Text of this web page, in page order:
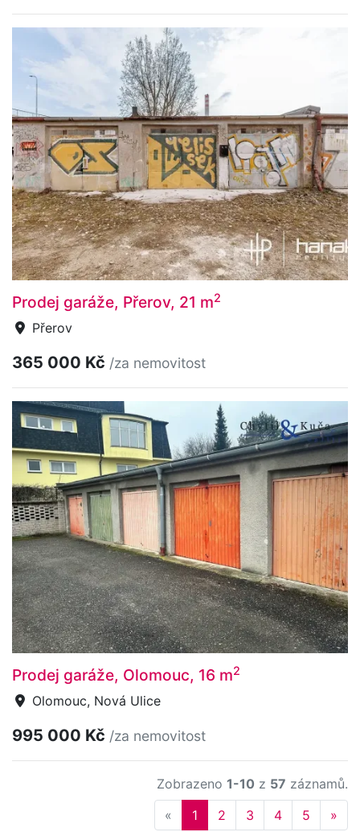
Prodej garáže, Přerov, 21 m2
Přerov
365 000 Kč /za nemovitost
Prodej garáže, Olomouc, 16 m2
Olomouc, Nová Ulice
995 000 Kč /za nemovitost
Zobrazeno 1-10 z 57 záznamů.
« Previous
1 2 3 4 5 »